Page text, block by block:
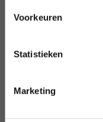
Voorkeuren
Statistieken
Marketing